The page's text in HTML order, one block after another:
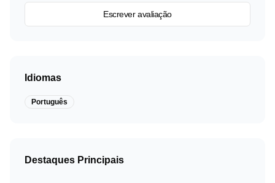
Escrever avaliação
Idiomas
Português
Destaques Principais